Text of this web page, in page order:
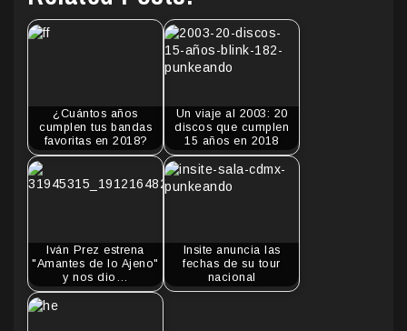
¿Cuántos años
cumplen tus bandas
favoritas en 2018?
Un viaje al 2003: 20
discos que cumplen
15 años en 2018
Iván Prez estrena
"Amantes de lo Ajeno"
y nos dio…
Insite anuncia las
fechas de su tour
nacional